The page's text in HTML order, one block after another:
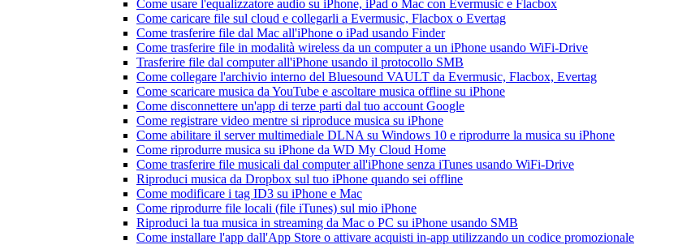
Come usare l'equalizzatore audio su iPhone, iPad o Mac con Evermusic e Flacbox
Come caricare file sul cloud e collegarli a Evermusic, Flacbox o Evertag
Come trasferire file dal Mac all'iPhone o iPad usando Finder
Come trasferire file in modalità wireless da un computer a un iPhone usando WiFi-Drive
Trasferire file dal computer all'iPhone usando il protocollo SMB
Come collegare l'archivio interno del Bluesound VAULT da Evermusic, Flacbox, Evertag
Come scaricare musica da YouTube e ascoltare musica offline su iPhone
Come disconnettere un'app di terze parti dal tuo account Google
Come registrare video mentre si riproduce musica su iPhone
Come abilitare il server multimediale DLNA su Windows 10 e riprodurre la musica su iPhone
Come riprodurre musica su iPhone da WD My Cloud Home
Come trasferire file musicali dal computer all'iPhone senza iTunes usando WiFi-Drive
Riproduci musica da Dropbox sul tuo iPhone quando sei offline
Come modificare i tag ID3 su iPhone e Mac
Come riprodurre file locali (file iTunes) sul mio iPhone
Riproduci la tua musica in streaming da Mac o PC su iPhone usando SMB
Come installare l'app dall'App Store o attivare acquisti in-app utilizzando un codice promozionale